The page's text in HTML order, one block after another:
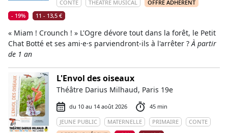
CONTE
THÉÂTRE MUSICAL
OFFRE ADHÉRENT
- 19%
11 - 13,5 €
« Miam ! Crounch ! » L'Ogre dévore tout dans la forêt, le Petit
Chat Botté et ses ami·e·s parviendront-ils à l'arrêter ?À partir
de 1 an
L'Envol des oiseaux
Théâtre Darius Milhaud, Paris 19e
du 10 au 14 août 2026
45 min
JEUNE PUBLIC
MATERNELLE PRIMAIRE
CONTE